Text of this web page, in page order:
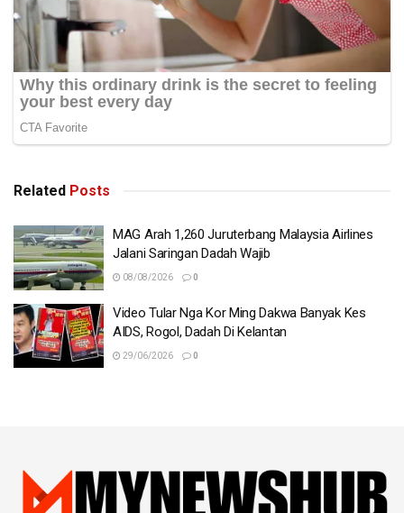
Related Posts
MAG Arah 1,260 Juruterbang Malaysia Airlines
Jalani Saringan Dadah Wajib
08/08/2026 0
Video Tular Nga Kor Ming Dakwa Banyak Kes
AIDS, Rogol, Dadah Di Kelantan
29/06/2026 0